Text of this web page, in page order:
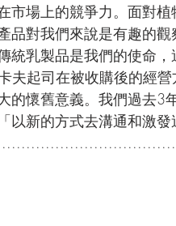
市場上的競爭力。面對
品對我們來說是有趣的
統乳製品是我們的使命
夫起司在被收購後的經
的懷舊意義。我們過去3
以新的方式去溝通和激